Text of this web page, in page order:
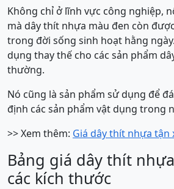
Không chỉ ở lĩnh vực công nghiệp,
mà dây thít nhựa màu đen còn
trong đời sống sinh hoạt hằng
dụng thay thế cho các sản phẩm
thường.
Nó cũng là sản phẩm sử dụng để
định các sản phẩm vật dụng trong
>> Xem thêm: Giá dây thít nhựa tận
Bảng giá dây thít
các kích thước